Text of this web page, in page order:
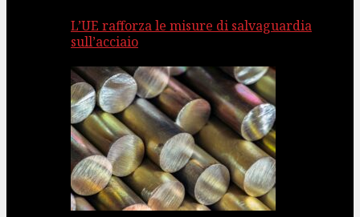
L’UE rafforza le misure di salvaguardia
sull’acciaio